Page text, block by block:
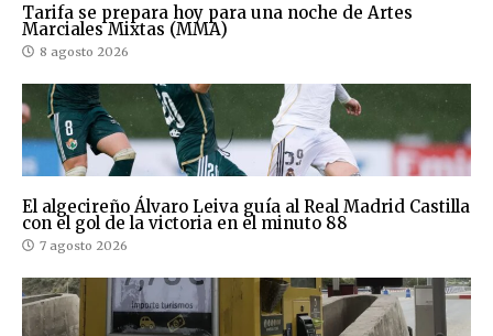
Tarifa se prepara hoy para una noche de Artes
Marciales Mixtas (MMA)
8 agosto 2026
El algecireño Álvaro Leiva guía al Real Madrid Castilla
con el gol de la victoria en el minuto 88
7 agosto 2026